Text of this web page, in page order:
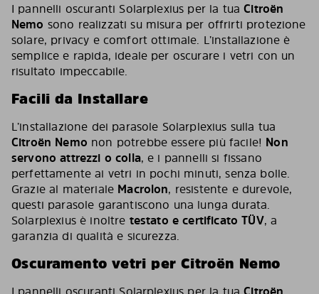
I pannelli oscuranti Solarplexius per la tuaCitroën
Nemo sono realizzati su misura per offrirti protezione
solare, privacy e comfort ottimale. L’installazione è
semplice e rapida, ideale per oscurare i vetri con un
risultato impeccabile.
Facili da Installare
L’installazione dei parasole Solarplexius sulla tua
Citroën Nemo non potrebbe essere più facile! Non
servono attrezzi o colla, e i pannelli si fissano
perfettamente ai vetri in pochi minuti, senza bolle.
Grazie al materiale Macrolon, resistente e durevole,
questi parasole garantiscono una lunga durata.
Solarplexius è inoltre testato e certificato TÜV, a
garanzia di qualità e sicurezza.
Oscuramento vetri per Citroën Nemo